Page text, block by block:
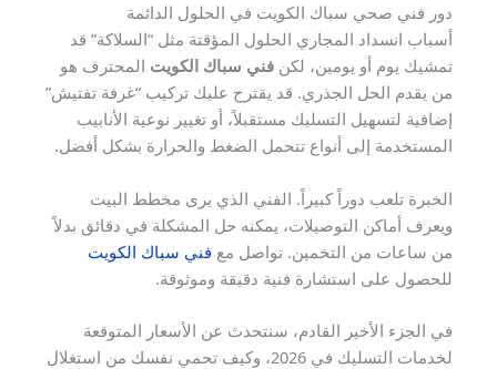
دور فني صحي سباك الكويت في الحلول الدائمة
أسباب انسداد المجاري الحلول المؤقتة مثل “السلاكة” قد
تمشيك يوم أو يومين، لكن فني سباك الكويت المحترف هو
من يقدم الحل الجذري. قد يقترح عليك تركيب “غرفة تفتيش”
إضافية لتسهيل التسليك مستقبلاً، أو تغيير نوعية الأنابيب
المستخدمة إلى أنواع تتحمل الضغط والحرارة بشكل أفضل.
الخبرة تلعب دوراً كبيراً. الفني الذي يرى مخطط البيت
ويعرف أماكن التوصيلات، يمكنه حل المشكلة في دقائق بدلاً
من ساعات من التخمين. تواصل مع فني سباك الكويت
للحصول على استشارة فنية دقيقة وموثوقة.
في الجزء الأخير القادم، سنتحدث عن الأسعار المتوقعة
لخدمات التسليك في 2026، وكيف تحمي نفسك من استغلال